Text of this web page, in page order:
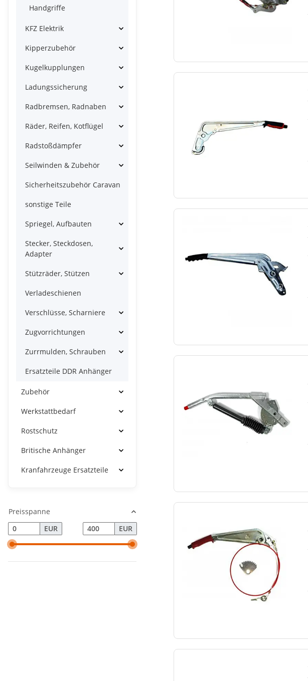
Handgriffe
KFZ Elektrik
Kipperzubehör
Kugelkupplungen
Ladungssicherung
Radbremsen, Radnaben
Räder, Reifen, Kotflügel
Radstoßdämpfer
Seilwinden & Zubehör
Sicherheitszubehör Caravan
sonstige Teile
Spriegel, Aufbauten
Stecker, Steckdosen,
Adapter
Stützräder, Stützen
Verladeschienen
Verschlüsse, Scharniere
Zugvorrichtungen
Zurrmulden, Schrauben
Ersatzteile DDR Anhänger
Zubehör
Werkstattbedarf
Rostschutz
Britische Anhänger
Kranfahrzeuge Ersatzteile
Preisspanne
EUR
EUR